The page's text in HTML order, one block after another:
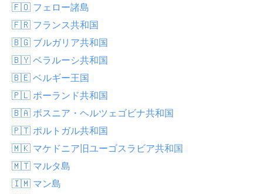
🇫🇴 フェロー諸島
🇫🇷 フランス共和国
🇧🇬 ブルガリア共和国
🇧🇾 ベラルーシ共和国
🇧🇪 ベルギー王国
🇵🇱 ポーランド共和国
🇧🇦 ボスニア・ヘルツェゴビナ共和国
🇵🇹 ポルトガル共和国
🇲🇰 マケドニア旧ユーゴスラビア共和国
🇲🇹 マルタ島
🇮🇲 マン島